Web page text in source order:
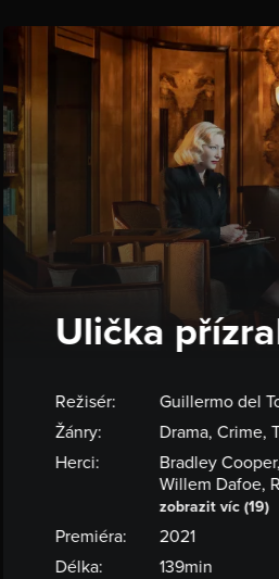
Ulička
Režisér:
Guillermo del
Žánry:
Drama, Crime,
Herci:
Bradley
Willem Dafoe,
zobrazit víc (19)
Premiéra:
2021
Délka:
139min